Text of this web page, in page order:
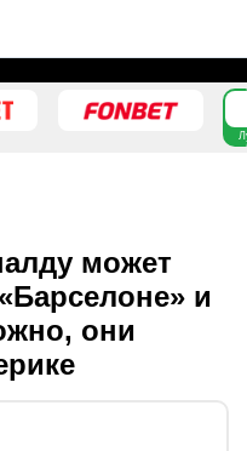
может
и
они